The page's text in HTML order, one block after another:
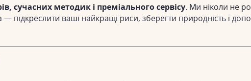
сучасних методик і преміального сервісу. Ми ніколи не
ваші найкращі риси, зберегти природність і